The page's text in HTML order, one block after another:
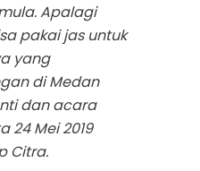
Apalagi
pakai jas untuk
yang
di Medan
dan acara
24 Mei 2019
Citra.